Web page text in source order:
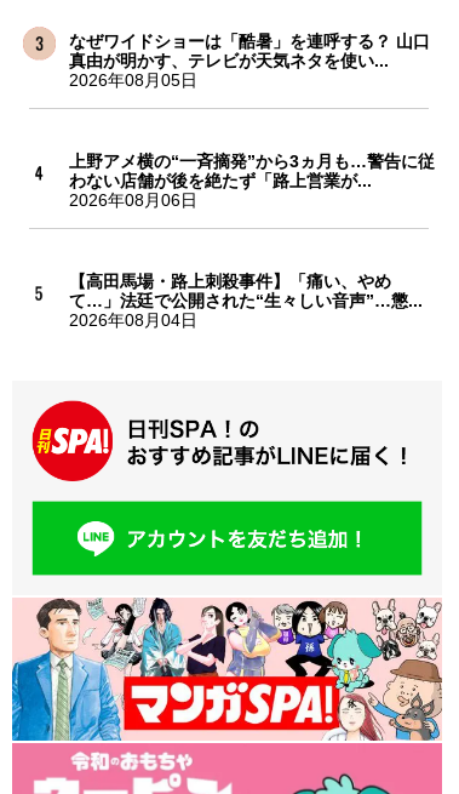
なぜワイドショーは「酷暑」を連呼する？ 山口
真由が明かす、テレビが天気ネタを使い...
2026年08月05日
上野アメ横の“一斉摘発”から3ヵ月も…警告に従
わない店舗が後を絶たず「路上営業が...
2026年08月06日
【高田馬場・路上刺殺事件】「痛い、やめ
て…」法廷で公開された“生々しい音声”…懲...
2026年08月04日